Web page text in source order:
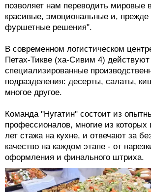
позволяет нам переводить мировые
красивые, эмоциональные и, прежде
фуршетные решения".
В современном логистическом
Петах-Тикве (ха-Сивим 4) действуют
специализированные
подразделения: десерты, салаты,
многое другое.
Команда "Нугатин" состоит из
профессионалов, многие из
лет стажа на кухне, и отвечают за
качество на каждом этапе - от
оформления и финального штриха.